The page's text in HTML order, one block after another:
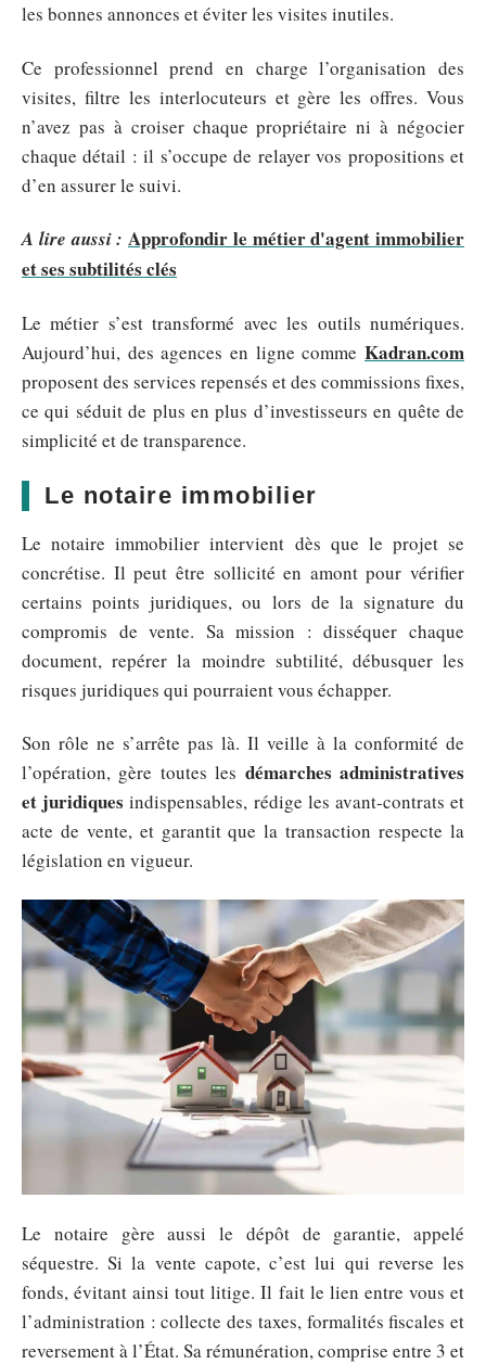
les bonnes annonces et éviter les visites inutiles.
Ce professionnel prend en charge l’organisation des
visites, filtre les interlocuteurs et gère les offres. Vous
n’avez pas à croiser chaque propriétaire ni à négocier
chaque détail : il s’occupe de relayer vos propositions et
d’en assurer le suivi.
A lire aussi : Approfondir le métier d'agent immobilier
et ses subtilités clés
Le métier s’est transformé avec les outils numériques.
Aujourd’hui, des agences en ligne comme Kadran.com
proposent des services repensés et des commissions fixes,
ce qui séduit de plus en plus d’investisseurs en quête de
simplicité et de transparence.
Le notaire immobilier
Le notaire immobilier intervient dès que le projet se
concrétise. Il peut être sollicité en amont pour vérifier
certains points juridiques, ou lors de la signature du
compromis de vente. Sa mission : disséquer chaque
document, repérer la moindre subtilité, débusquer les
risques juridiques qui pourraient vous échapper.
Son rôle ne s’arrête pas là. Il veille à la conformité de
l’opération, gère toutes les démarches administratives
et juridiques indispensables, rédige les avant-contrats et
acte de vente, et garantit que la transaction respecte la
législation en vigueur.
Le notaire gère aussi le dépôt de garantie, appelé
séquestre. Si la vente capote, c’est lui qui reverse les
fonds, évitant ainsi tout litige. Il fait le lien entre vous et
l’administration : collecte des taxes, formalités fiscales et
reversement à l’État. Sa rémunération, comprise entre 3 et